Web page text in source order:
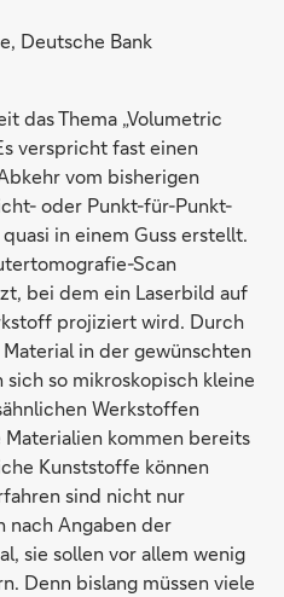
Deutsche Bank
das Thema „Volumetric
verspricht fast einen
vom bisherigen
oder Punkt-für-Punkt-
in einem Guss erstellt.
Scan
bei dem ein Laserbild auf
projiziert wird. Durch
in der gewünschten
sich so mikroskopisch kleine
Werkstoffen
kommen bereits
Kunststoffe können
sind nicht nur
nach Angaben der
sie sollen vor allem wenig
Denn bislang müssen viele